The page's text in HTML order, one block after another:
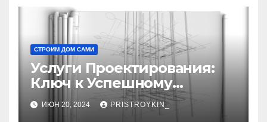
СТРОИМ ДОМ САМИ
Услуги Проектирования:
Ключ к Успешному
Реализации Ваших Идей
ИЮН 20, 2024 PRISTROYKIN_